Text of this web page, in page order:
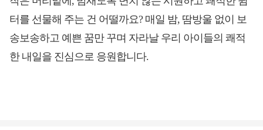
터를 선물해 주는 건 어떨까요? 매일 밤, 땀방울 없이 보
송보송하고 예쁜 꿈만 꾸며 자라날 우리 아이들의 쾌적
한 내일을 진심으로 응원합니다.